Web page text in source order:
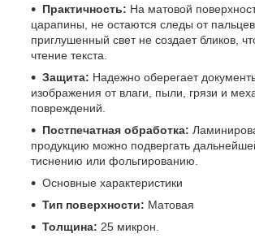
Практичность: На матовой
царапины, не остаются следы от
приглушенный свет не создает бликов,
чтение текста.
Защита: Надежно оберегает
изображения от влаги, пыли, грязи и
повреждений.
Постпечатная обработка:
продукцию можно подвергать
тиснению или фольгированию.
Основные характеристики
Тип поверхности: Матовая
Толщина: 25 микрон.